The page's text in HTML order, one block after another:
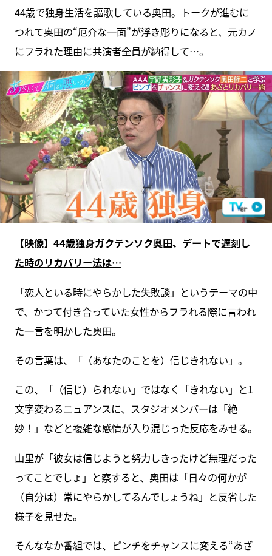
44歳で独身生活を謳歌している奥田。トークが進むに
つれて奥田の“厄介な一面”が浮き彫りになると、元カノ
にフラれた理由に共演者全員が納得して…。
【映像】44歳独身ガクテンソク奥田、デートで遅刻し
た時のリカバリー法は…
「恋人といる時にやらかした失敗談」というテーマの中
で、かつて付き合っていた女性からフラれる際に言われ
た一言を明かした奥田。
その言葉は、「（あなたのことを）信じきれない」。
この、「（信じ）られない」ではなく「きれない」と1
文字変わるニュアンスに、スタジオメンバーは「絶
妙！」などと複雑な感情が入り混じった反応をみせる。
山里が「彼女は信じようと努力しきったけど無理だった
ってことでしょ」と察すると、奥田は「日々の何かが
（自分は）常にやらかしてるんでしょうね」と反省した
様子を見せた。
そんななか番組では、ピンチをチャンスに変える“あざ